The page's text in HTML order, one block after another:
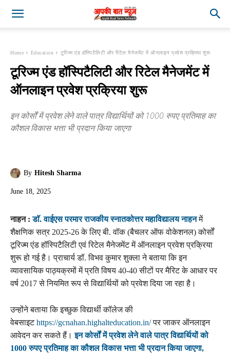
Home Education टूरिज्म एंड हॉस्पिटैलिटी और रिटेल मैनेजमेंट में ऑनलाइन प्रवेश प्रक्रिया शुरू
टूरिज्म एंड हॉस्पिटैलिटी और रिटेल मैनेजमेंट में
ऑनलाइन प्रवेश प्रक्रिया शुरू
इन कोर्सों में प्रवेश लेने वाले पात्र विद्यार्थियों को 1000 रुपए प्रतिमाह का
कौशल विकास भत्ता भी प्रदान किया जाएगा
By Hitesh Sharma
June 18, 2025
नाहन :डाॅ. वाईएस परमार राजकीय स्नातकोत्तर महाविद्यालय नाहन में
शैक्षणिक सत्र 2025-26 के लिए बी. वॉक (बैचलर ऑफ वोकेशनल) कोर्सों
टूरिज्म एंड हॉस्पिटैलिटी एवं रिटेल मैनेजमेंट में ऑनलाइन प्रवेश प्रक्रिया
शुरू हो गई है। प्राचार्य डॉ. विभव कुमार शुक्ला ने बताया कि इन
व्यावसायिक पाठ्यक्रमों में प्रति विषय 40-40 सीटों पर मैरिट के आधार पर
वर्ष 2017 से नियमित रूप से विद्यार्थियों को प्रवेश दिया जा रहा है।
उन्होंने बताया कि इच्छुक विद्यार्थी कॉलेज की
वेबसाइटhttps://gcnahan.highalteducation.in/पर जाकर ऑनलाइन
आवेदन कर सकते हैं।इन कोर्सों में प्रवेश लेने वाले पात्र विद्यार्थियों को
1000 रुपए प्रतिमाह का कौशल विकास भत्ता भी प्रदान किया जाएगा,